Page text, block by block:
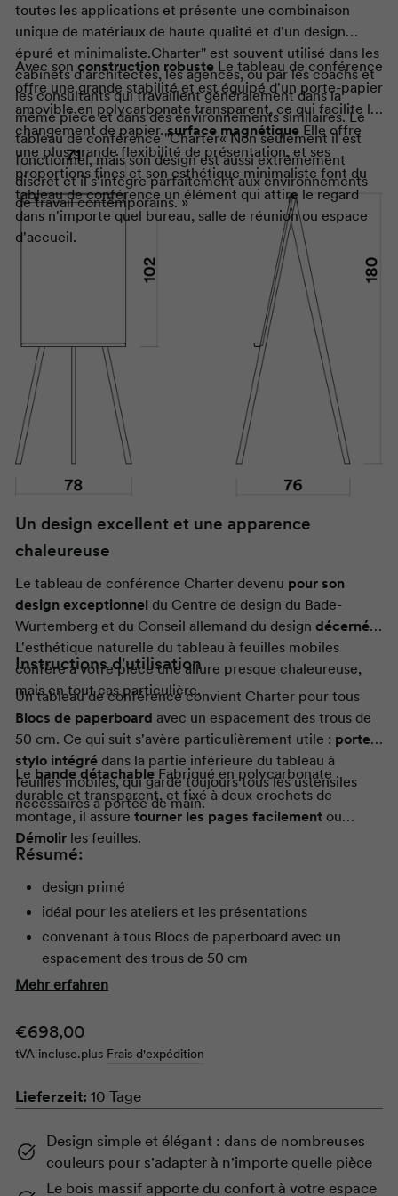
toutes les applications et présente une combinaison
unique de matériaux de haute qualité et d'un design
épuré et minimaliste.Charter" est souvent utilisé dans les
cabinets d'architectes, les agences, ou par les coachs et
les consultants qui travaillent généralement dans la
même pièce et dans des environnements similaires. Le
tableau de conférence "Charter« Non seulement il est
fonctionnel, mais son design est aussi extrêmement
discret et il s'intègre parfaitement aux environnements
de travail contemporains. »
Avec son construction robuste Le tableau de conférence
offre une grande stabilité et est équipé d'un porte-papier
amovible en polycarbonate transparent, ce qui facilite le
changement de papier.surface magnétique Elle offre
une plus grande flexibilité de présentation, et ses
proportions fines et son esthétique minimaliste font du
tableau de conférence un élément qui attire le regard
dans n'importe quel bureau, salle de réunion ou espace
d'accueil.
Un design excellent et une apparence
chaleureuse
Le tableau de conférence Charter devenu pour son
design exceptionnel du Centre de design du Bade-
Wurtemberg et du Conseil allemand du design décerné.
L'esthétique naturelle du tableau à feuilles mobiles
confère à votre pièce une allure presque chaleureuse,
mais en tout cas particulière.
Instructions d'utilisation
Un tableau de conférence convient Charter pour tous
Blocs de paperboard avec un espacement des trous de
50 cm. Ce qui suit s'avère particulièrement utile : porte-
stylo intégré dans la partie inférieure du tableau à
feuilles mobiles, qui garde toujours tous les ustensiles
nécessaires à portée de main.
Le bande détachable Fabriqué en polycarbonate
durable et transparent, et fixé à deux crochets de
montage, il assure tourner les pages facilement ou
Démolir les feuilles.
Résumé:
design primé
idéal pour les ateliers et les présentations
convenant à tous Blocs de paperboard avec un
espacement des trous de 50 cm
tableau blanc magnétique avec
avec des marqueurs pour tableau blanc ; il faut du
papier.
Whiteboardmarker
durable et transparent
panneau robuste en tôle d'acier revêtue de poudre
Trépied stable en bois massif de frêne ou de chêne
Mehr erfahren
Prix
€698,00
tVA incluse.plus Frais d'expédition
Lieferzeit: 10 Tage
Design simple et élégant : dans de nombreuses
couleurs pour s'adapter à n'importe quelle pièce
Le bois massif apporte du confort à votre espace